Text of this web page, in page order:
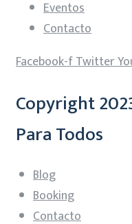
Eventos
Contacto
Facebook-fTwitter
Copyright
Para Todos
Blog
Booking
Contacto